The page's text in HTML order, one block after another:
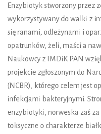
Enzybiotyk stworzony przez
wykorzystywany do walki z
się ranami, odleżynami i
opatrunków, żeli, maści a
Naukowcy z IMDiK PAN
projekcie zgłoszonym do
(NCBR), którego celem jest
infekcjami bakteryjnymi.
enzybiotyki, norweska zaś
toksyczne o charakterze